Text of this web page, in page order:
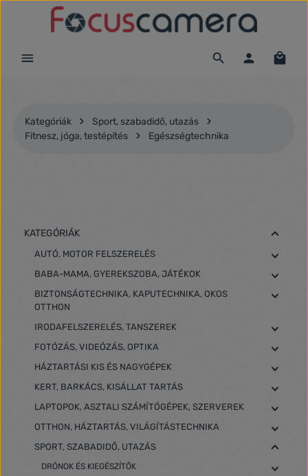
Ugrás a fő tartalomra
Kategóriák
Sport, szabadidő, utazás
Fitnesz, jóga, testépítés
Egészségtechnika
KATEGÓRIÁK
AUTÓ, MOTOR FELSZERELÉS
BABA-MAMA, GYEREKSZOBA, JÁTÉKOK
BIZTONSÁGTECHNIKA, KAPUTECHNIKA, OKOS
OTTHON
IRODAFELSZERELÉS, TANSZEREK
FOTÓZÁS, VIDEÓZÁS, OPTIKA
HÁZTARTÁSI KIS ÉS NAGYGÉPEK
KERT, BARKÁCS, KISÁLLAT TARTÁS
LAPTOPOK, ASZTALI SZÁMÍTÓGÉPEK, SZERVEREK
OTTHON, HÁZTARTÁS, VILÁGÍTÁSTECHNIKA
SPORT, SZABADIDŐ, UTAZÁS
DRÓNOK ÉS KIEGÉSZÍTŐK